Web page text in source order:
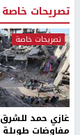
تصريحات خاصة
تصريحات خاصة
غازي حمد
مفاوضات